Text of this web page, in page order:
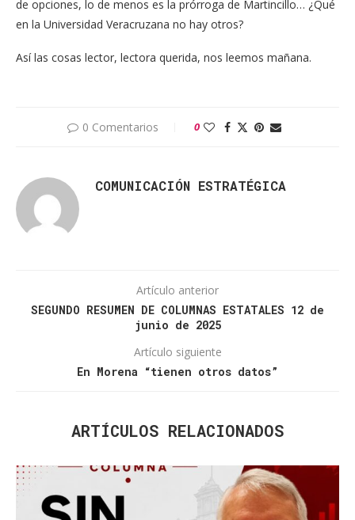
de opciones, lo de menos es la prórroga de Martincillo… ¿Qué
en la Universidad Veracruzana no hay otros?
Así las cosas lector, lectora querida, nos leemos mañana.
0 Comentarios 0
COMUNICACIÓN ESTRATÉGICA
Artículo anterior
SEGUNDO RESUMEN DE COLUMNAS ESTATALES 12 de
junio de 2025
Artículo siguiente
En Morena “tienen otros datos”
ARTÍCULOS RELACIONADOS